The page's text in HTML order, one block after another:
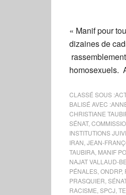
« Manif pour
dizaines de
homosexuels.
CLASSÉ SOUS :
BALISÉ AVEC :
CHRISTIANE
SÉNAT,
INSTITUTIONS
IRAN JEAN-
TAUBIRA MANIF
NAJAT VALLAUD-
PÉNALES ONDRP,
PRASQUIER
RACISME SPCJ